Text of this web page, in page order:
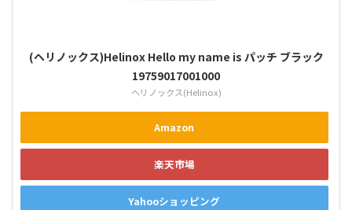
(ヘリノックス)Helinox Hello my name is パッチ ブラック
19759017001000
ヘリノックス(Helinox)
Amazon
楽天市場
Yahooショッピング